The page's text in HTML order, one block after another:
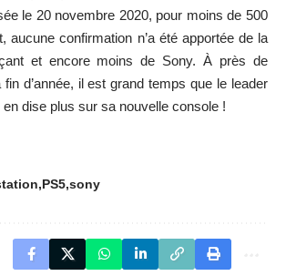
le 20 novembre 2020, pour moins de 500
aucune confirmation n’a été apportée de la
et encore moins de Sony. À près de
d’année, il est grand temps que le leader
dise plus sur sa nouvelle console !
PS5 sony